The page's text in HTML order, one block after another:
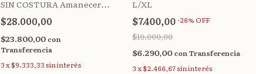
SIN COSTURA Amanecer
(38-45) HC66
$28.000,00
$23.800,00 con
Transferencia
3x$9.333,33sin interés
L/XL
$7.400,00-26%OFF
$10.000,00
$6.290,00 conTransferencia
3x$2.466,67sin interés